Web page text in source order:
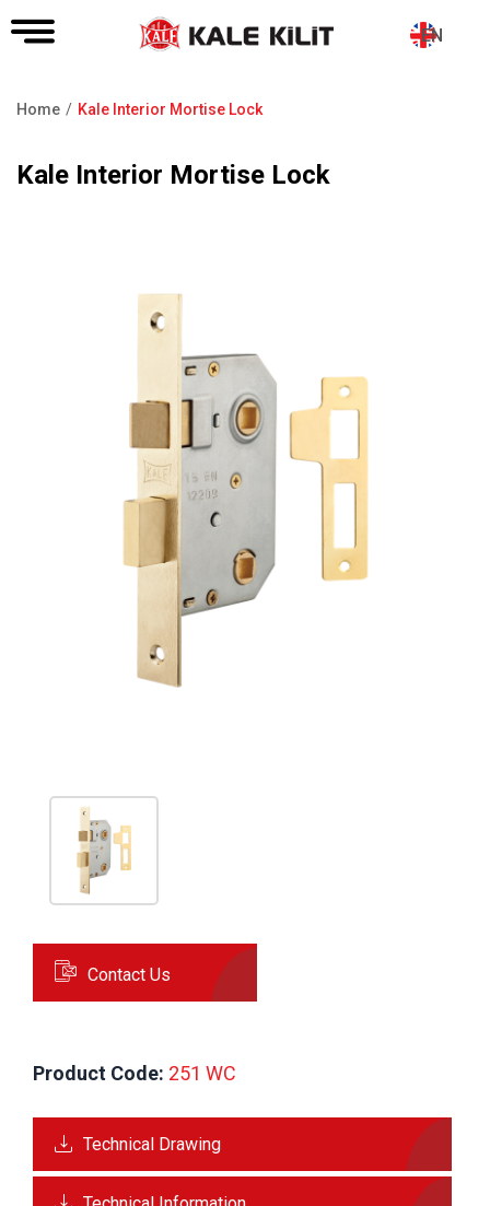
EN
Home Kale Interior Mortise Lock
Kale Interior Mortise Lock
Contact Us
Product Code: 251 WC
Technical Drawing